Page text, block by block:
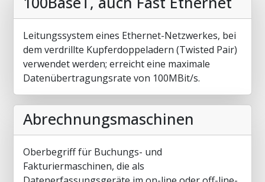
Leitungssystem eines Ethernet-Netzwerkes, bei
dem verdrillte Kupferdoppeladern (Twisted Pair)
verwendet werden; erreicht eine maximale
Datenübertragungsrate von 100MBit/s.
Abrechnungsmaschinen
Oberbegriff für Buchungs- und
Fakturiermaschinen, die als